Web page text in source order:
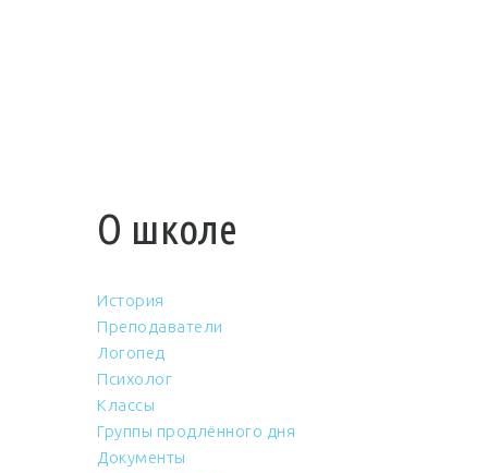
О школе
История
Преподаватели
Логопед
Психолог
Классы
Группы продлённого дня
Документы